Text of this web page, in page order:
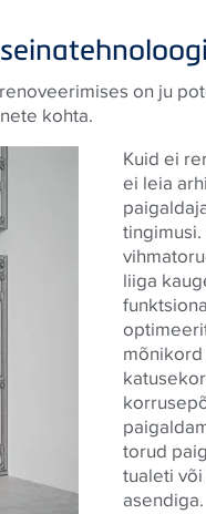
on ju
kohta.
Kuid ei
ei leia
liiga
torud
tualeti
asendiga.